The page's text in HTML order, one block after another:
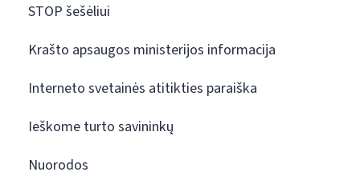
STOP šešėliui
Krašto apsaugos ministerijos informacija
Interneto svetainės atitikties paraiška
Ieškome turto savininkų
Nuorodos